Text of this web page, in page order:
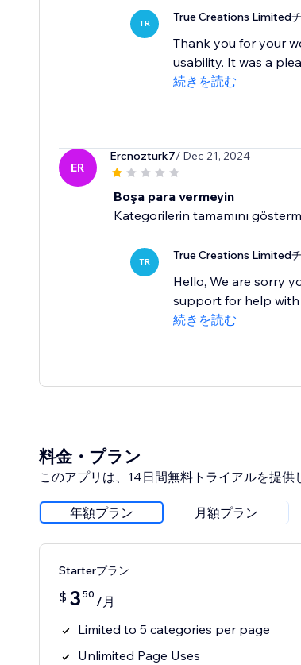
TR True Creations Limited
Thank you for your
usability. It was a
続きを読む
ER
Ercnozturk7/ Dec 21, 2024
Boşa para vermeyin
Kategorilerin tamamını
TR True Creations Limited
Hello, We are sorry
support for help with
続きを読む
料金・プラン
このアプリは、14日間無料トライアルを提供
年額プラン 月額プラン
Starterプラン
$ 3 50 /月
Limited to 5 categories per page
Unlimited Page Uses